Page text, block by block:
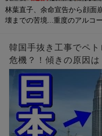
林葉直子、余命宣告から顔面
壊までの苦境...重度のアルコー
韓国手抜き工事でペ
危機？！傾きの原因
たニダ！」